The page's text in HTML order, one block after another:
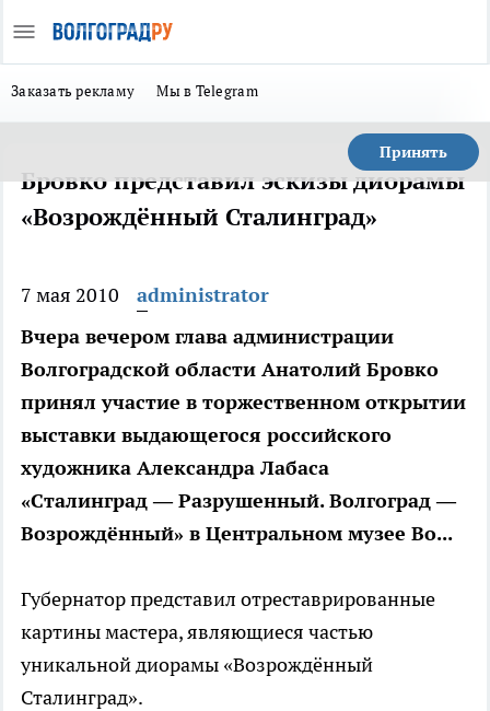
Заказать рекламу Мы в Telegram
Принять
Бровко представил эскизы диорамы
«Возрождённый Сталинград»
7 мая 2010
administrator
Вчера вечером глава администрации
Волгоградской области Анатолий Бровко
принял участие в торжественном открытии
выставки выдающегося российского
художника Александра Лабаса
«Сталинград — Разрушенный. Волгоград —
Возрождённый» в Центральном музее Во...
Губернатор представил отреставрированные
картины мастера, являющиеся частью
уникальной диорамы «Возрождённый
Сталинград».